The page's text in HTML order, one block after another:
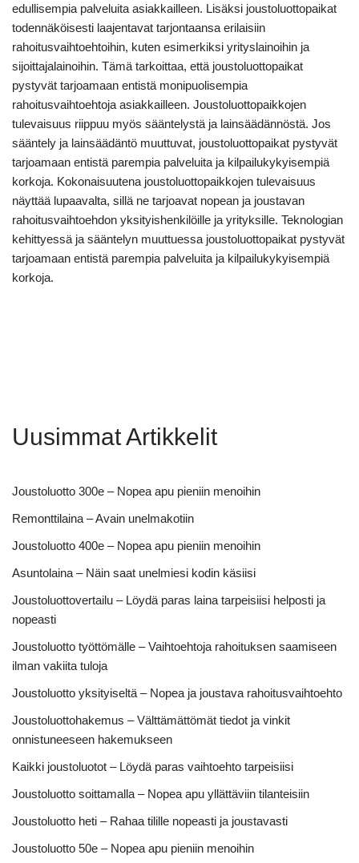
edullisempia palveluita asiakkailleen. Lisäksi joustoluottopaikat
todennäköisesti laajentavat tarjontaansa erilaisiin
rahoitusvaihtoehtoihin, kuten esimerkiksi yrityslainoihin ja
sijoittajalainoihin. Tämä tarkoittaa, että joustoluottopaikat
pystyvät tarjoamaan entistä monipuolisempia
rahoitusvaihtoehtoja asiakkailleen. Joustoluottopaikkojen
tulevaisuus riippuu myös sääntelystä ja lainsäädännöstä. Jos
sääntely ja lainsäädäntö muuttuvat, joustoluottopaikat pystyvät
tarjoamaan entistä parempia palveluita ja kilpailukykyisempiä
korkoja. Kokonaisuutena joustoluottopaikkojen tulevaisuus
näyttää lupaavalta, sillä ne tarjoavat nopean ja joustavan
rahoitusvaihtoehdon yksityishenkilöille ja yrityksille. Teknologian
kehittyessä ja sääntelyn muuttuessa joustoluottopaikat pystyvät
tarjoamaan entistä parempia palveluita ja kilpailukykyisempiä
korkoja.
Uusimmat Artikkelit
Joustoluotto 300e – Nopea apu pieniin menoihin
Remonttilaina – Avain unelmakotiin
Joustoluotto 400e – Nopea apu pieniin menoihin
Asuntolaina – Näin saat unelmiesi kodin käsiisi
Joustoluottovertailu – Löydä paras laina tarpeisiisi helposti ja
nopeasti
Joustoluotto työttömälle – Vaihtoehtoja rahoituksen saamiseen
ilman vakiita tuloja
Joustoluotto yksityiseltä – Nopea ja joustava rahoitusvaihtoehto
Joustoluottohakemus – Välttämättömät tiedot ja vinkit
onnistuneeseen hakemukseen
Kaikki joustoluotot – Löydä paras vaihtoehto tarpeisiisi
Joustoluotto soittamalla – Nopea apu yllättäviin tilanteisiin
Joustoluotto heti – Rahaa tilille nopeasti ja joustavasti
Joustoluotto 50e – Nopea apu pieniin menoihin